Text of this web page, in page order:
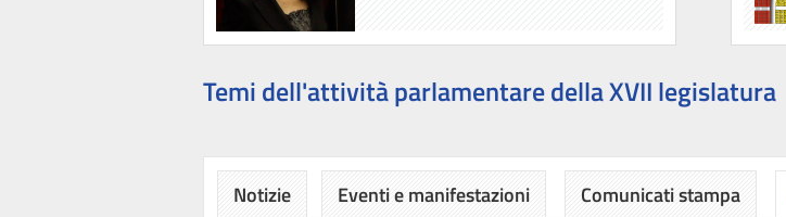
Temi dell'attività parlamentare della XVII legislatura
Notizie Eventi e manifestazioni Comunicati stampa